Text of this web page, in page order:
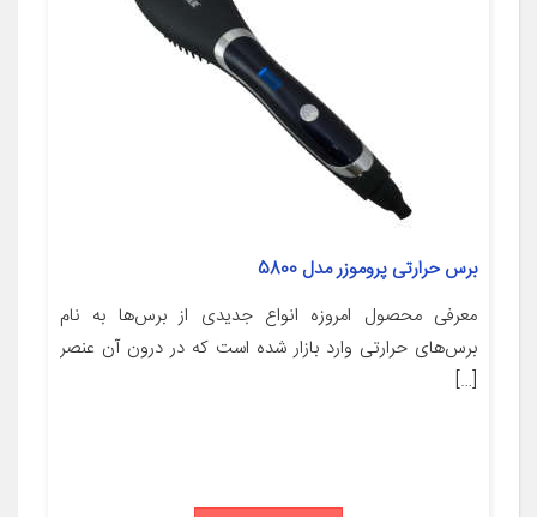
برس حرارتی پروموزر مدل 5800
معرفی محصول امروزه انواع جدیدی از برس‌ها به نام
برس‌های حرارتی وارد بازار شده است که‌ ‌در درون آن عنصر
[…]